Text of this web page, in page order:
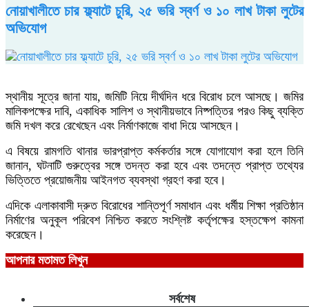
নোয়াখালীতে চার ফ্ল্যাটে চুরি, ২৫ ভরি স্বর্ণ ও ১০ লাখ টাকা লুটের
অভিযোগ
স্থানীয় সূত্রে জানা যায়, জমিটি নিয়ে দীর্ঘদিন ধরে বিরোধ চলে আসছে। জমির
মালিকপক্ষের দাবি, একাধিক সালিশ ও স্থানীয়ভাবে নিষ্পত্তির পরও কিছু ব্যক্তি
জমি দখল করে রেখেছেন এবং নির্মাণকাজে বাধা দিয়ে আসছেন।
এ বিষয়ে রামগতি থানার ভারপ্রাপ্ত কর্মকর্তার সঙ্গে যোগাযোগ করা হলে তিনি
জানান, ঘটনাটি গুরুত্বের সঙ্গে তদন্ত করা হবে এবং তদন্তে প্রাপ্ত তথ্যের
ভিত্তিতে প্রয়োজনীয় আইনগত ব্যবস্থা গ্রহণ করা হবে।
এদিকে এলাকাবাসী দ্রুত বিরোধের শান্তিপূর্ণ সমাধান এবং ধর্মীয় শিক্ষা প্রতিষ্ঠান
নির্মাণের অনুকূল পরিবেশ নিশ্চিত করতে সংশ্লিষ্ট কর্তৃপক্ষের হস্তক্ষেপ কামনা
করেছেন।
আপনার মতামত লিখুন
সর্বশেষ